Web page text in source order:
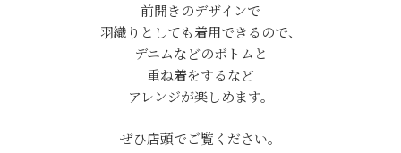
前開きのデザインで
羽織りとしても着用できるので、
デニムなどのボトムと
重ね着をするなど
アレンジが楽しめます。
ぜひ店頭でご覧ください。